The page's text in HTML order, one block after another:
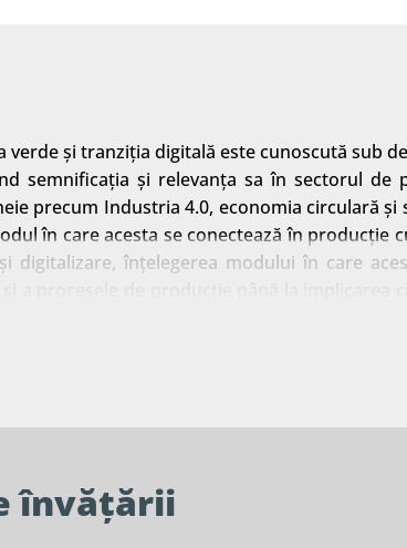
verde și tranziția digitală este cunoscută sub
semnificația și relevanța sa în sectorul
precum Industria 4.0, economia circulară
în care acesta se conectează în
digitalizare, înțelegerea modului în care
învățării